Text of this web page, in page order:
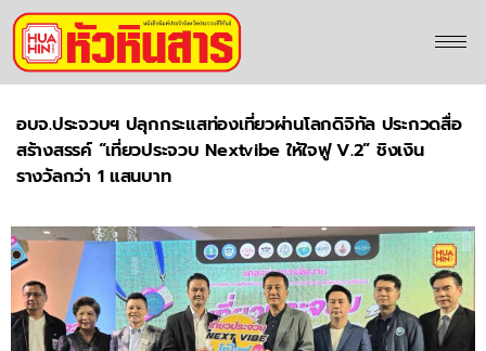
อบจ.ประจวบฯ ปลุกกระแสท่องเที่ยวผ่านโลกดิจิทัล ประกวดสื่อ
สร้างสรรค์ “เที่ยวประจวบ Nextvibe ให้ใจฟู V.2” ชิงเงิน
รางวัลกว่า 1 แสนบาท